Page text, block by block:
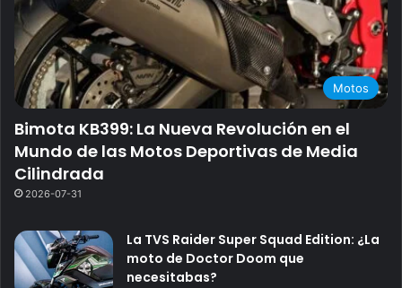
Motos
Bimota KB399: La Nueva Revolución en el
Mundo de las Motos Deportivas de Media
Cilindrada
2026-07-31
La TVS Raider Super Squad Edition: ¿La
moto de Doctor Doom que
necesitabas?